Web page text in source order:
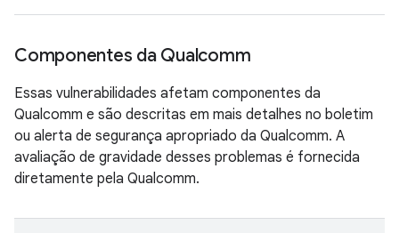
Componentes da Qualcomm
Essas vulnerabilidades afetam componentes da
Qualcomm e são descritas em mais detalhes no boletim
ou alerta de segurança apropriado da Qualcomm. A
avaliação de gravidade desses problemas é fornecida
diretamente pela Qualcomm.